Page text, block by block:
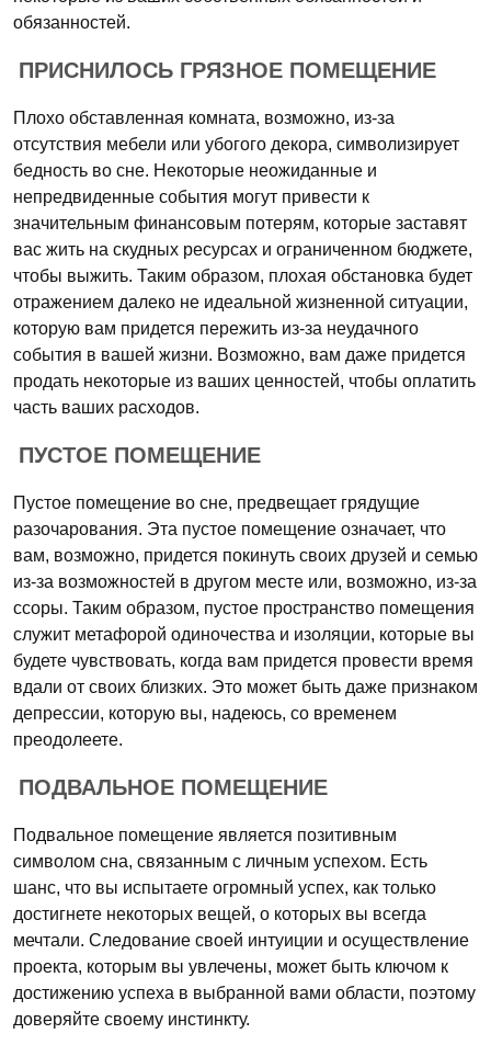
обязанностей.
ПРИСНИЛОСЬ ГРЯЗНОЕ ПОМЕЩЕНИЕ
Плохо обставленная комната, возможно, из-за
отсутствия мебели или убогого декора, символизирует
бедность во сне. Некоторые неожиданные и
непредвиденные события могут привести к
значительным финансовым потерям, которые заставят
вас жить на скудных ресурсах и ограниченном бюджете,
чтобы выжить. Таким образом, плохая обстановка будет
отражением далеко не идеальной жизненной ситуации,
которую вам придется пережить из-за неудачного
события в вашей жизни. Возможно, вам даже придется
продать некоторые из ваших ценностей, чтобы оплатить
часть ваших расходов.
ПУСТОЕ ПОМЕЩЕНИЕ
Пустое помещение во сне, предвещает грядущие
разочарования. Эта пустое помещение означает, что
вам, возможно, придется покинуть своих друзей и семью
из-за возможностей в другом месте или, возможно, из-за
ссоры. Таким образом, пустое пространство помещения
служит метафорой одиночества и изоляции, которые вы
будете чувствовать, когда вам придется провести время
вдали от своих близких. Это может быть даже признаком
депрессии, которую вы, надеюсь, со временем
преодолеете.
ПОДВАЛЬНОЕ ПОМЕЩЕНИЕ
Подвальное помещение является позитивным
символом сна, связанным с личным успехом. Есть
шанс, что вы испытаете огромный успех, как только
достигнете некоторых вещей, о которых вы всегда
мечтали. Следование своей интуиции и осуществление
проекта, которым вы увлечены, может быть ключом к
достижению успеха в выбранной вами области, поэтому
доверяйте своему инстинкту.